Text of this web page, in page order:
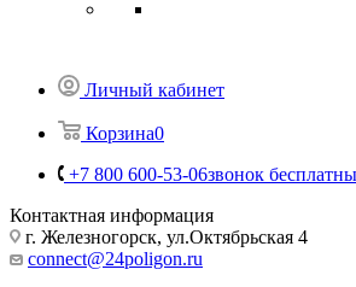
Личный кабинет
Корзина0
+7 800 600-53-06звонок
Контактная информация
г. Железногорск, ул.Октябрьская 4
connect@24poligon.ru